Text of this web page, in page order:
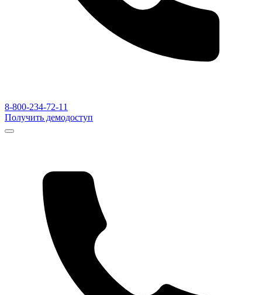
8-800-234-72-11
Получить демодоступ